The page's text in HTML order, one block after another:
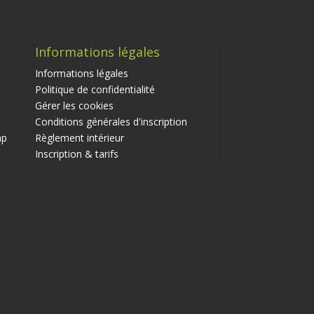
Informations légales
Informations légales
Politique de confidentialité
Gérer les cookies
Conditions générales d'inscription
Règlement intérieur
Inscription & tarifs